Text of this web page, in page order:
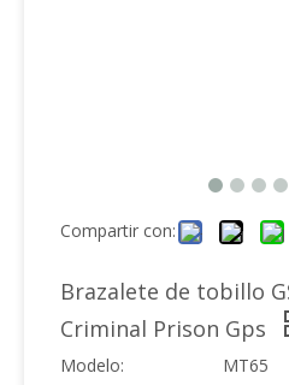
Compartir con:
Brazalete de tobillo
Criminal Prison Gps
Modelo:
MT65